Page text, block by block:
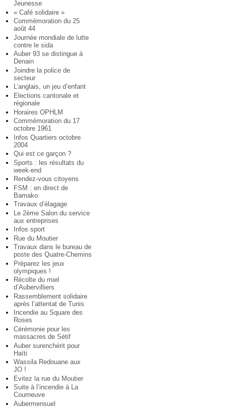
Jeunesse
« Café solidaire »
Commémoration du 25
août 44
Journée mondiale de lutte
contre le sida
Auber 93 se distingue à
Denain
Joindre la police de
secteur
L’anglais, un jeu d’enfant
Elections cantonale et
régionale
Horaires OPHLM
Commémoration du 17
octobre 1961
Infos Quartiers octobre
2004
Qui est ce garçon ?
Sports : les résultats du
week-end
Rendez-vous citoyens
FSM : en direct de
Bamako
Travaux d’élagage
Le 2ème Salon du service
aux entreprises
Infos sport
Rue du Moutier
Travaux dans le bureau de
poste des Quatre-Chemins
Préparez les jeux
olympiques !
Récolte du miel
d’Aubervilliers
Rassemblement solidaire
après l’attentat de Tunis
Incendie au Square des
Roses
Cérémonie pour les
massacres de Sétif
Auber surenchérit pour
Haïti
Wassila Redouane aux
JO !
Evitez la rue du Moutier
Suite à l’incendie à La
Courneuve
Aubermensuel